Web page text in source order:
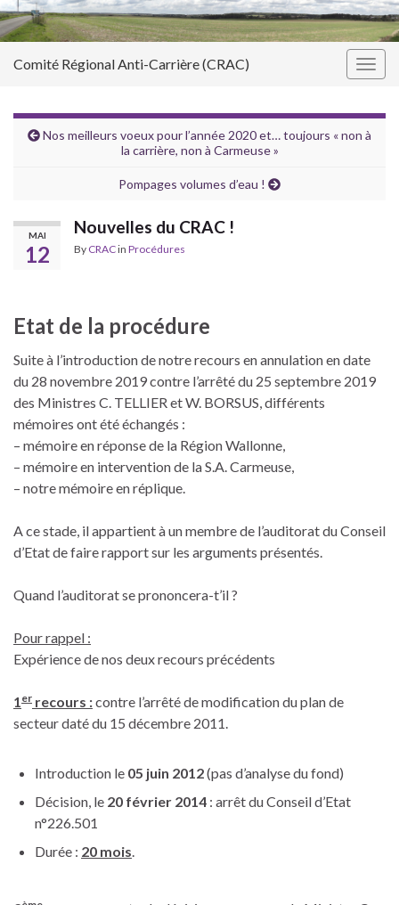
Comité Régional Anti-Carrière (CRAC)
Nos meilleurs voeux pour l’année 2020 et… toujours « non à
la carrière, non à Carmeuse »
Pompages volumes d’eau !
MAI
12
Nouvelles du CRAC !
By CRACin Procédures
Etat de la procédure
Suite à l’introduction de notre recours en annulation en date
du 28 novembre 2019 contre l’arrêté du 25 septembre 2019
des Ministres C. TELLIER et W. BORSUS, différents
mémoires ont été échangés :
– mémoire en réponse de la Région Wallonne,
– mémoire en intervention de la S.A. Carmeuse,
– notre mémoire en réplique.
A ce stade, il appartient à un membre de l’auditorat du Conseil
d’Etat de faire rapport sur les arguments présentés.
Quand l’auditorat se prononcera-t’il ?
Pour rappel :
Expérience de nos deux recours précédents
1er recours :contre l’arrêté de modification du plan de
secteur daté du 15 décembre 2011.
Introduction le 05 juin 2012(pas d’analyse du fond)
Décision, le 20 février 2014 : arrêt du Conseil d’Etat
n°226.501
Durée : 20 mois.